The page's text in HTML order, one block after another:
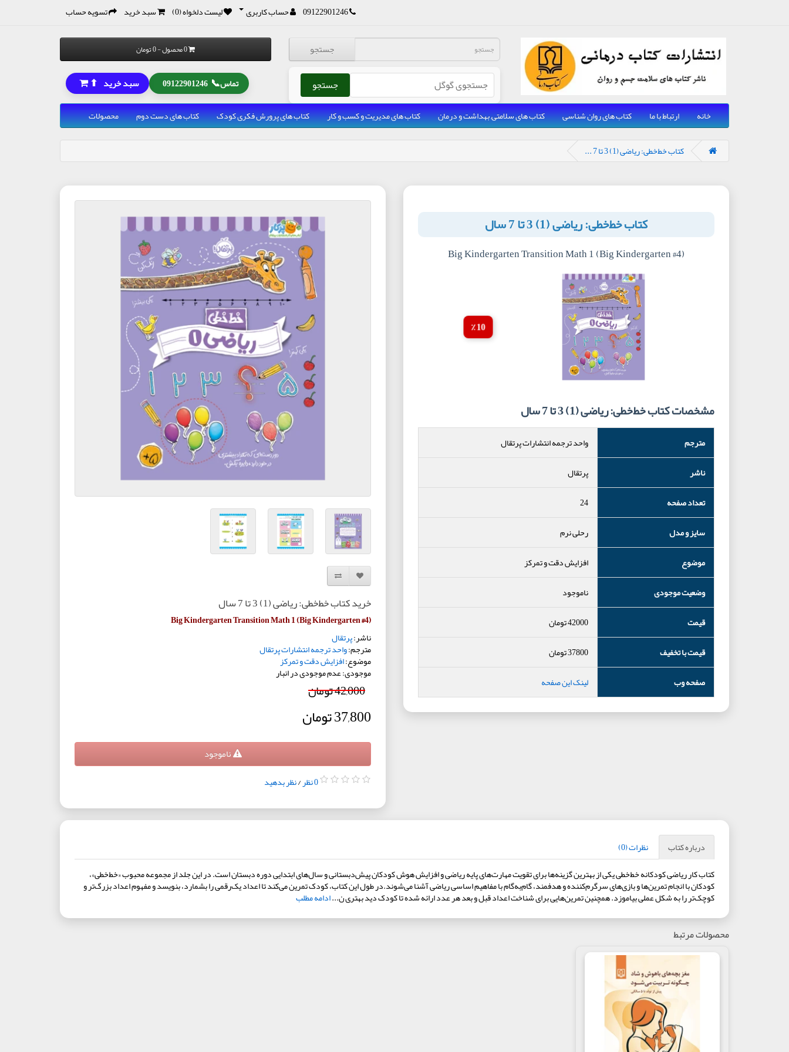
09122901246 حساب کاربری لیست دلخواه (0) سبد خرید تسویه حساب
جستجو
جستجو
0 محصول - 0 تومان
تماس📞
09122901246 سبد خرید ⬆
خانه ارتباط با ما کتاب های روان شناسی کتاب های سلامتی, بهداشت و درمان کتاب های مدیریت و کسب و کار کتاب های پرورش فکری کودک کتاب های دست دوم محصولات
کتاب خط‌خطی: ریاضی (1) 3 تا 7 ...
کتاب خط‌خطی: ریاضی (1) 3 تا 7 سال
Big Kindergarten Transition Math 1 (Big Kindergarten #4)
10 ٪
مشخصات کتاب خط‌خطی: ریاضی (1) 3 تا 7 سال
مترجم
واحد ترجمه انتشارات پرتقال
ناشر
پرتقال
تعداد صفحه
24
سایز و مدل
رحلی نرم
موضوع
افزایش دقت و تمرکز
وضعیت موجودی
ناموجود
قیمت
42000تومان
قیمت با تخفیف
37800تومان
صفحه وب
لینک این صفحه
افزودن به لیست دلخواه
مقایسه این محصول
خرید کتاب خط‌خطی: ریاضی (1) 3 تا 7 سال
Big Kindergarten Transition Math 1 (Big Kindergarten #4)
ناشر:پرتقال
مترجم:واحد ترجمه انتشارات پرتقال
موضوع:افزایش دقت و تمرکز
موجودی: عدم موجودی در انبار
42,000 تومان
37,800 تومان
ناموجود
0 نظر /نظر بدهید
درباره کتاب
نظرات (0)
کتاب کار ریاضی کودکانه خط‌خطی یکی از بهترین گزینه‌ها برای تقویت مهارت‌های پایه ریاضی و افزایش هوش کودکان پیش‌دبستانی و سال‌های ابتدایی دوره دبستان است. در این جلد از مجموعه محبوب «خط‌خطی»،
کودکان با انجام تمرین‌ها و بازی‌های سرگرم‌کننده و هدفمند، گام‌به‌گام با مفاهیم اساسی ریاضی آشنا می‌شوند.در طول این کتاب، کودک تمرین می‌کند تا اعداد یک‌رقمی را بشمارد، بنویسد و مفهوم اعداد بزرگ‌تر و
کوچک‌تر را به شکل عملی بیاموزد. همچنین تمرین‌هایی برای شناخت اعداد قبل و بعد هر عدد ارائه شده تا کودک دید بهتری ن...ادامه مطلب
محصولات مرتبط